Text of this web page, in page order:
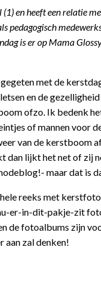
en heeft een relatie
pedagogisch
is er op Mama
met de
en de
ofzo. Ik bedenk
of mannen voor
van de kerstboom
dan lijkt het net of zij
maar dat is
reeks met
in-dit-pakje-zit
de fotoalbums zijn
aan zal denken!